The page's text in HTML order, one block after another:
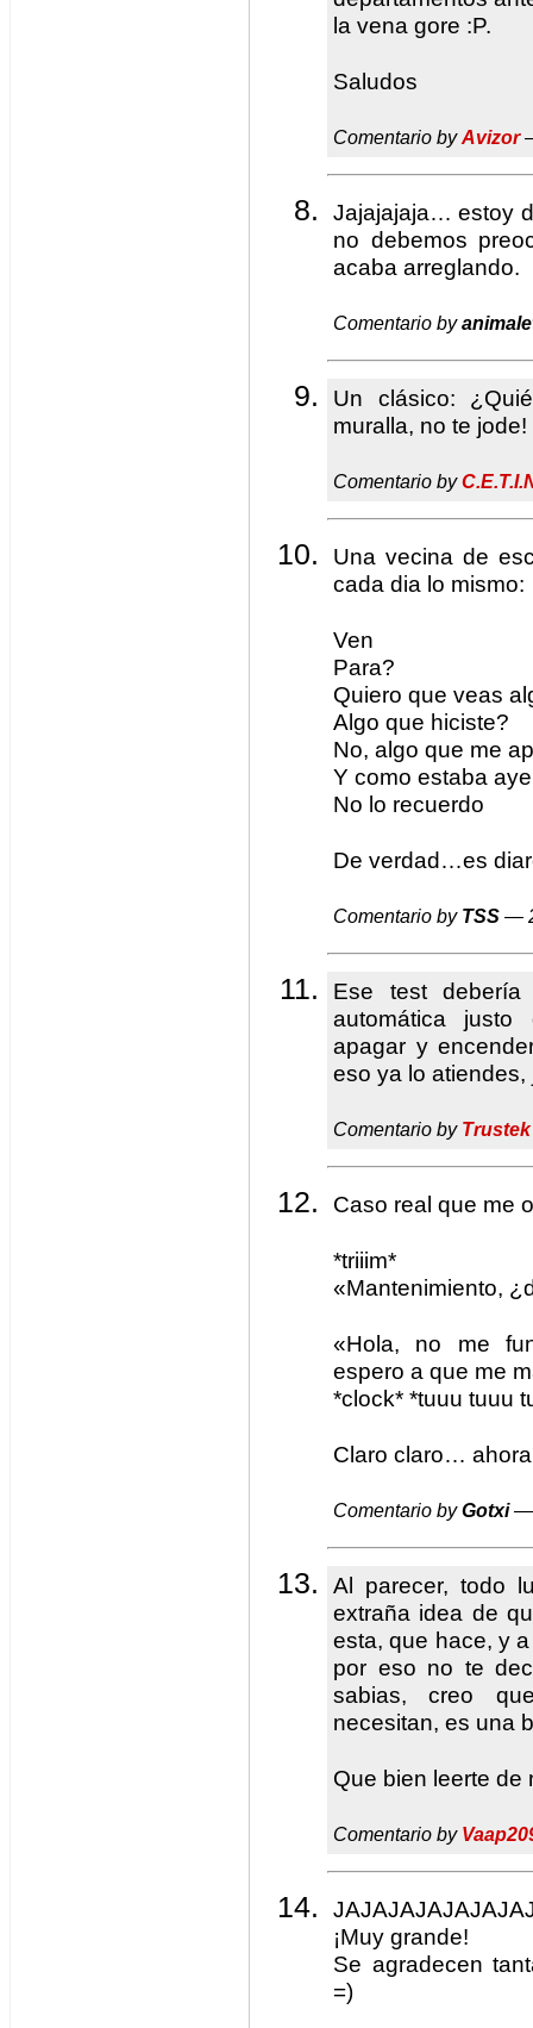
la vena gore :P.
Saludos
Comentario byAvizor
Jajajajaja… estoy
no debemos
acaba arreglando.
Comentario by
Un clásico:
muralla, no te jode!
Comentario by
Una vecina de
cada dia lo mismo:
Ven
Para?
Quiero que veas
Algo que hiciste?
No, algo que me
Y como estaba
No lo recuerdo
De verdad…es
Comentario by TSS —
Ese test
automática
apagar y
eso ya lo atiendes,
Comentario by Trustek
Caso real que me
*triiim*
«Mantenimiento,
«Hola, no me
espero a que me
*clock* *tuuu tuuu
Claro claro…
Comentario byGotxi—
Al parecer, todo
extraña idea de
esta, que hace, y
por eso no te
sabias, creo
necesitan, es una
Que bien leerte de
Comentario by
¡Muy grande!
Se agradecen
=)